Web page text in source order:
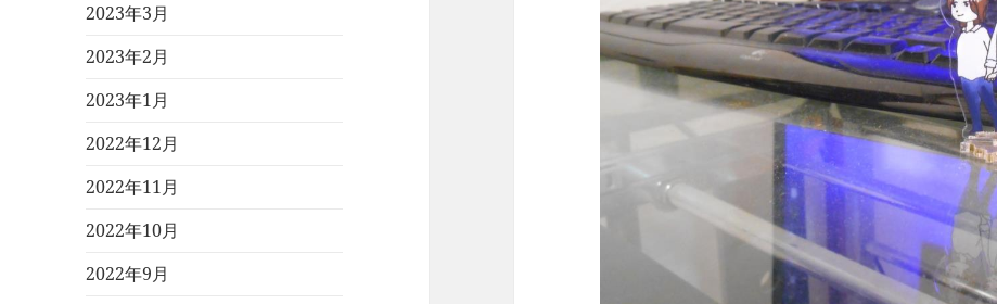
2023年3月
2023年2月
2023年1月
2022年12月
2022年11月
2022年10月
2022年9月